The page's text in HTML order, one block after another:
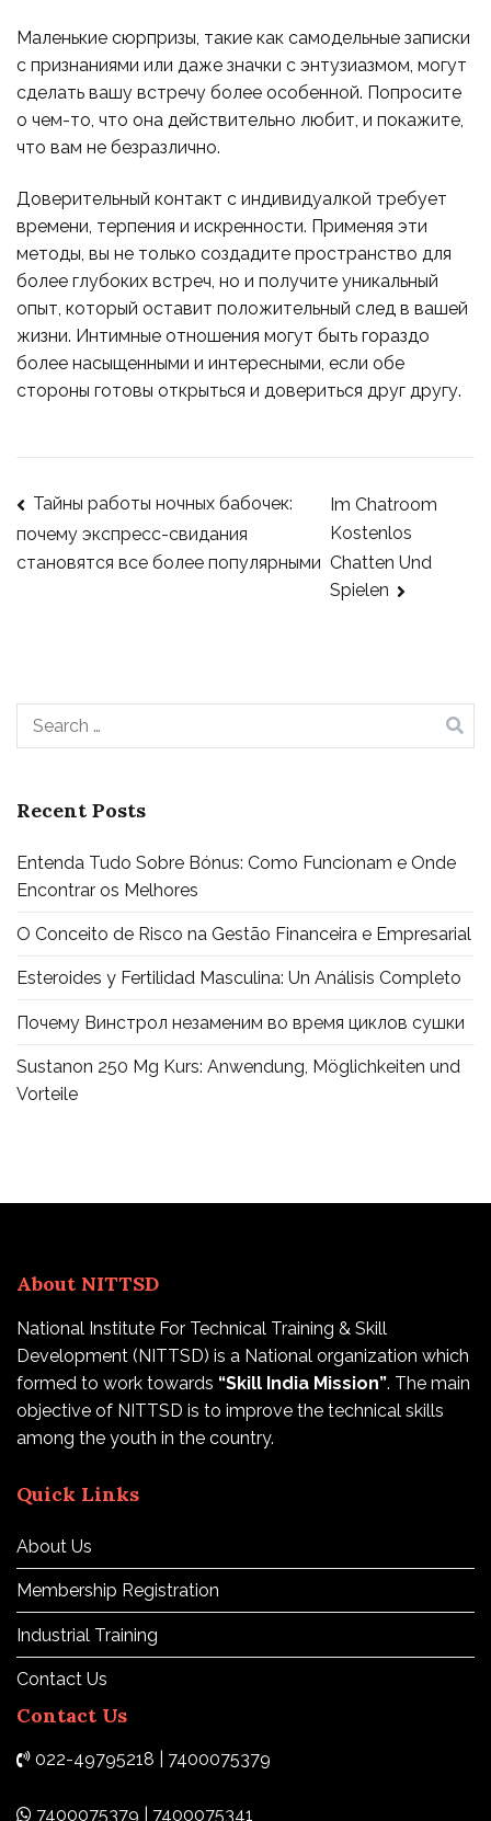
Маленькие сюрпризы, такие как самодельные записки
с признаниями или даже значки с энтузиазмом, могут
сделать вашу встречу более особенной. Попросите
о чем-то, что она действительно любит, и покажите,
что вам не безразлично.
Доверительный контакт с индивидуалкой требует
времени, терпения и искренности. Применяя эти
методы, вы не только создадите пространство для
более глубоких встреч, но и получите уникальный
опыт, который оставит положительный след в вашей
жизни. Интимные отношения могут быть гораздо
более насыщенными и интересными, если обе
стороны готовы открыться и довериться друг другу.
Тайны работы ночных бабочек:
почему экспресс-свидания
становятся все более популярными
Im Chatroom
Kostenlos
Chatten Und
Spielen
Recent Posts
Entenda Tudo Sobre Bónus: Como Funcionam e Onde
Encontrar os Melhores
O Conceito de Risco na Gestão Financeira e Empresarial
Esteroides y Fertilidad Masculina: Un Análisis Completo
Почему Винстрол незаменим во время циклов сушки
Sustanon 250 Mg Kurs: Anwendung, Möglichkeiten und
Vorteile
About NITTSD
National Institute For Technical Training & Skill
Development (NITTSD) is a National organization which
formed to work towards “Skill India Mission”. The main
objective of NITTSD is to improve the technical skills
among the youth in the country.
Quick Links
About Us
Membership Registration
Industrial Training
Contact Us
Contact Us
022-49795218 | 7400075379
7400075379 | 7400075341